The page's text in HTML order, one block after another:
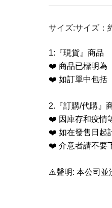
サイズ:サイズ：
1: 『現貨』商品
❤️ 商品已標明為
❤️ 如訂單中包括
2. 『訂購/代購』
❤️ 因庫存和疫情
❤️ 如在發售日起
❤️ 介意者請不要
⚠️聲明: 本公司並